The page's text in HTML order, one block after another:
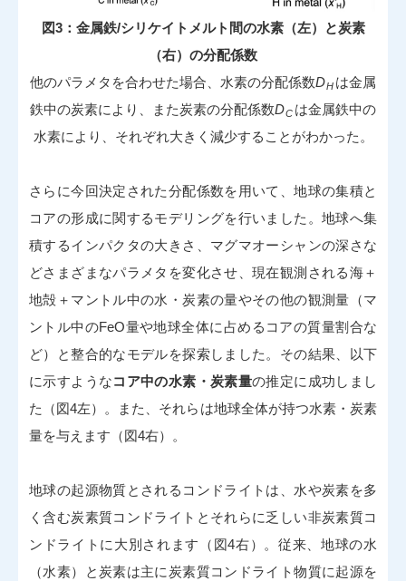
図3：金属鉄/シリケイトメルト間の水素（左）と炭素
（右）の分配係数
他のパラメタを合わせた場合、水素の分配係数DH は金属
鉄中の炭素により、また炭素の分配係数DC は金属鉄中の
水素により、それぞれ大きく減少することがわかった。
さらに今回決定された分配係数を用いて、地球の集積と
コアの形成に関するモデリングを行いました。地球へ集
積するインパクタの大きさ、マグマオーシャンの深さな
どさまざまなパラメタを変化させ、現在観測される海＋
地殻＋マントル中の水・炭素の量やその他の観測量（マ
ントル中のFeO量や地球全体に占めるコアの質量割合な
ど）と整合的なモデルを探索しました。その結果、以下
に示すようなコア中の水素・炭素量の推定に成功しまし
た（図4左）。また、それらは地球全体が持つ水素・炭素
量を与えます（図4右）。
地球の起源物質とされるコンドライトは、水や炭素を多
く含む炭素質コンドライトとそれらに乏しい非炭素質コ
ンドライトに大別されます（図4右）。従来、地球の水
（水素）と炭素は主に炭素質コンドライト物質に起源を